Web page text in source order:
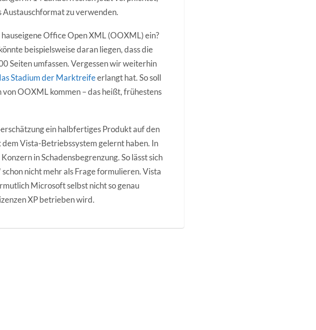
Austauschformat zu verwenden.
Office Open XML (OOXML) ein?
beispielsweise daran liegen, dass die
Seiten umfassen. Vergessen wir weiterhin
Stadium der Marktreifeerlangt hat. So soll
OOXML kommen – das heißt, frühestens
ein halbfertiges Produkt auf den
Vista-Betriebssystem gelernt haben. In
in Schadensbegrenzung. So lässt sich
schon nicht mehr als Frage formulieren. Vista
Microsoft selbst nicht so genau
XP betrieben wird.